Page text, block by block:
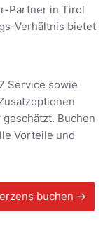
Partner in Tirol
Verhältnis bietet
Service sowie
Buchen
Vorteile und
buchen →